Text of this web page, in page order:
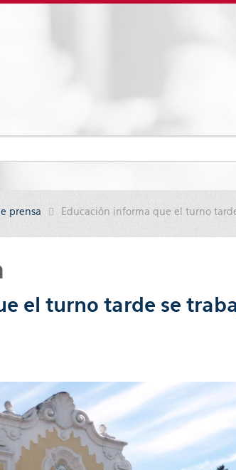
prensa Educación informa que el turno
el turno tarde se